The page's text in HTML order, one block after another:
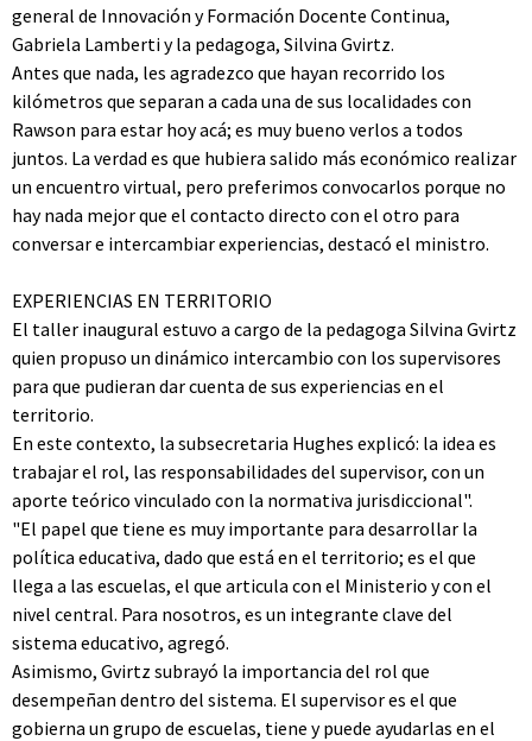
general de Innovación y Formación Docente Continua,
Gabriela Lamberti y la pedagoga, Silvina Gvirtz.
Antes que nada, les agradezco que hayan recorrido los
kilómetros que separan a cada una de sus localidades con
Rawson para estar hoy acá; es muy bueno verlos a todos
juntos. La verdad es que hubiera salido más económico realizar
un encuentro virtual, pero preferimos convocarlos porque no
hay nada mejor que el contacto directo con el otro para
conversar e intercambiar experiencias, destacó el ministro.
EXPERIENCIAS EN TERRITORIO
El taller inaugural estuvo a cargo de la pedagoga Silvina Gvirtz
quien propuso un dinámico intercambio con los supervisores
para que pudieran dar cuenta de sus experiencias en el
territorio.
En este contexto, la subsecretaria Hughes explicó: la idea es
trabajar el rol, las responsabilidades del supervisor, con un
aporte teórico vinculado con la normativa jurisdiccional".
"El papel que tiene es muy importante para desarrollar la
política educativa, dado que está en el territorio; es el que
llega a las escuelas, el que articula con el Ministerio y con el
nivel central. Para nosotros, es un integrante clave del
sistema educativo, agregó.
Asimismo, Gvirtz subrayó la importancia del rol que
desempeñan dentro del sistema. El supervisor es el que
gobierna un grupo de escuelas, tiene y puede ayudarlas en el